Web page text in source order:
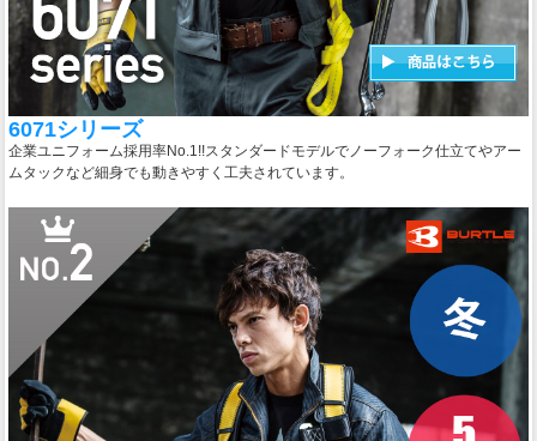
6071シリーズ
企業ユニフォーム採用率No.1!!スタンダードモデルでノーフォーク仕立てやアー
ムタックなど細身でも動きやすく工夫されています。